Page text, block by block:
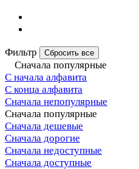
Фильтр Сбросить все
Сначала популярные
С начала алфавита
С конца алфавита
Сначала непопулярные
Сначала популярные
Сначала дешевые
Сначала дорогие
Сначала недоступные
Сначала доступные